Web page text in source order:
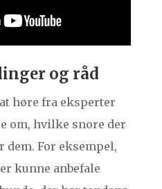
og råd
høre fra eksperter
om, hvilke snore der
dem. For eksempel,
kunne anbefale